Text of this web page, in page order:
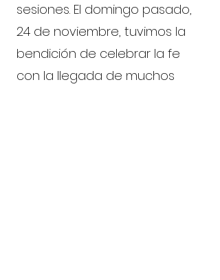
sesiones. El domingo pasado,
24 de noviembre, tuvimos la
bendición de celebrar la fe
con la llegada de muchos